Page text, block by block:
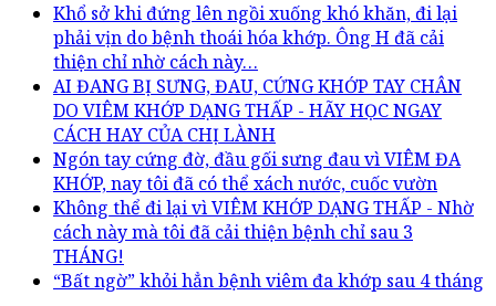
Khổ sở khi đứng lên ngồi xuống khó khăn, đi lại
phải vịn do bệnh thoái hóa khớp. Ông H đã cải
thiện chỉ nhờ cách này…
AI ĐANG BỊ SƯNG, ĐAU, CỨNG KHỚP TAY CHÂN
DO VIÊM KHỚP DẠNG THẤP - HÃY HỌC NGAY
CÁCH HAY CỦA CHỊ LÀNH
Ngón tay cứng đờ, đầu gối sưng đau vì VIÊM ĐA
KHỚP, nay tôi đã có thể xách nước, cuốc vườn
Không thể đi lại vì VIÊM KHỚP DẠNG THẤP - Nhờ
cách này mà tôi đã cải thiện bệnh chỉ sau 3
THÁNG!
“Bất ngờ” khỏi hẳn bệnh viêm đa khớp sau 4 tháng